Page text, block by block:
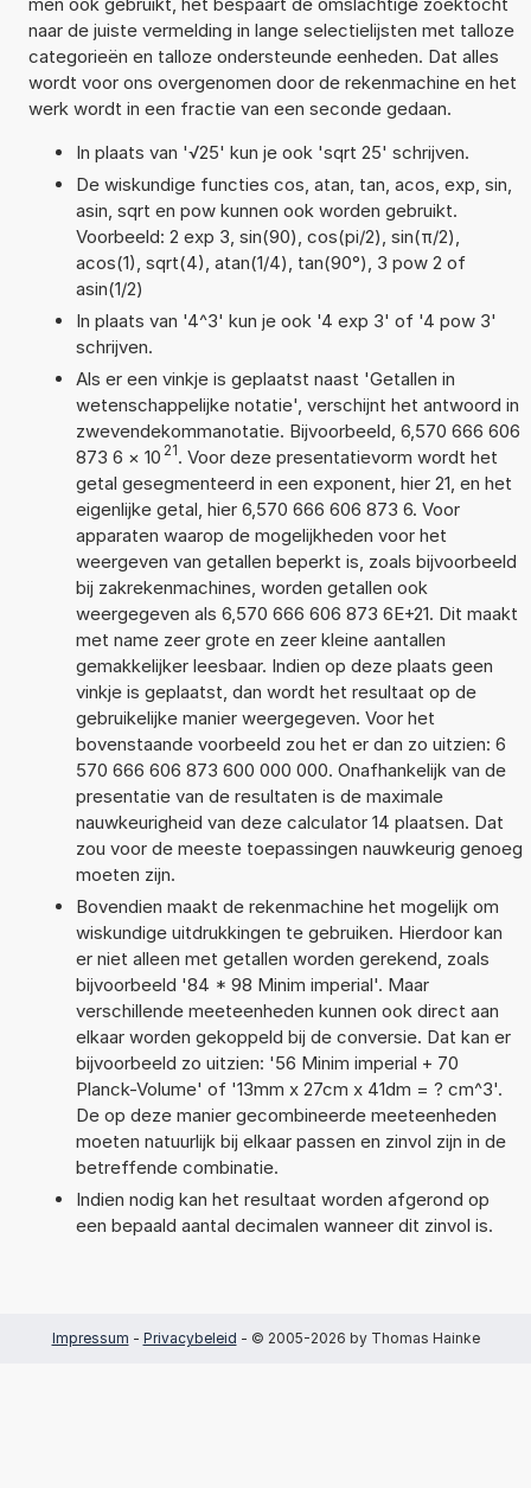
naar de juiste vermelding in lange selectielijsten met talloze
categorieën en talloze ondersteunde eenheden. Dat alles
wordt voor ons overgenomen door de rekenmachine en het
werk wordt in een fractie van een seconde gedaan.
In plaats van '√25' kun je ook 'sqrt 25' schrijven.
De wiskundige functies cos, atan, tan, acos, exp, sin,
asin, sqrt en pow kunnen ook worden gebruikt.
Voorbeeld: 2 exp 3, sin(90), cos(pi/2), sin(π/2),
acos(1), sqrt(4), atan(1/4), tan(90°), 3 pow 2 of
asin(1/2)
In plaats van '4^3' kun je ook '4 exp 3' of '4 pow 3'
schrijven.
Als er een vinkje is geplaatst naast 'Getallen in
wetenschappelijke notatie', verschijnt het antwoord in
zwevendekommanotatie. Bijvoorbeeld, 6,570 666 606
873 6 × 10 21. Voor deze presentatievorm wordt het
getal gesegmenteerd in een exponent, hier 21, en het
eigenlijke getal, hier 6,570 666 606 873 6. Voor
apparaten waarop de mogelijkheden voor het
weergeven van getallen beperkt is, zoals bijvoorbeeld
bij zakrekenmachines, worden getallen ook
weergegeven als 6,570 666 606 873 6E+21. Dit maakt
met name zeer grote en zeer kleine aantallen
gemakkelijker leesbaar. Indien op deze plaats geen
vinkje is geplaatst, dan wordt het resultaat op de
gebruikelijke manier weergegeven. Voor het
bovenstaande voorbeeld zou het er dan zo uitzien: 6
570 666 606 873 600 000 000. Onafhankelijk van de
presentatie van de resultaten is de maximale
nauwkeurigheid van deze calculator 14 plaatsen. Dat
zou voor de meeste toepassingen nauwkeurig genoeg
moeten zijn.
Bovendien maakt de rekenmachine het mogelijk om
wiskundige uitdrukkingen te gebruiken. Hierdoor kan
er niet alleen met getallen worden gerekend, zoals
bijvoorbeeld '84 * 98 Minim imperial'. Maar
verschillende meeteenheden kunnen ook direct aan
elkaar worden gekoppeld bij de conversie. Dat kan er
bijvoorbeeld zo uitzien: '56 Minim imperial + 70
Planck-Volume' of '13mm x 27cm x 41dm = ? cm^3'.
De op deze manier gecombineerde meeteenheden
moeten natuurlijk bij elkaar passen en zinvol zijn in de
betreffende combinatie.
Indien nodig kan het resultaat worden afgerond op
een bepaald aantal decimalen wanneer dit zinvol is.
Impressum - Privacybeleid - © 2005-2026 by Thomas Hainke